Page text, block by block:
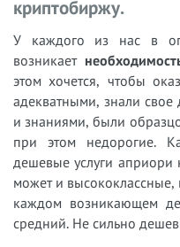
криптобиржу.
У каждого из нас в
возникает
этом хочется, чтобы
адекватными, знали
и знаниями, были
при этом недорогие.
дешевые услуги априори
может и высококлассные,
каждом возникающем
средний. Не сильно